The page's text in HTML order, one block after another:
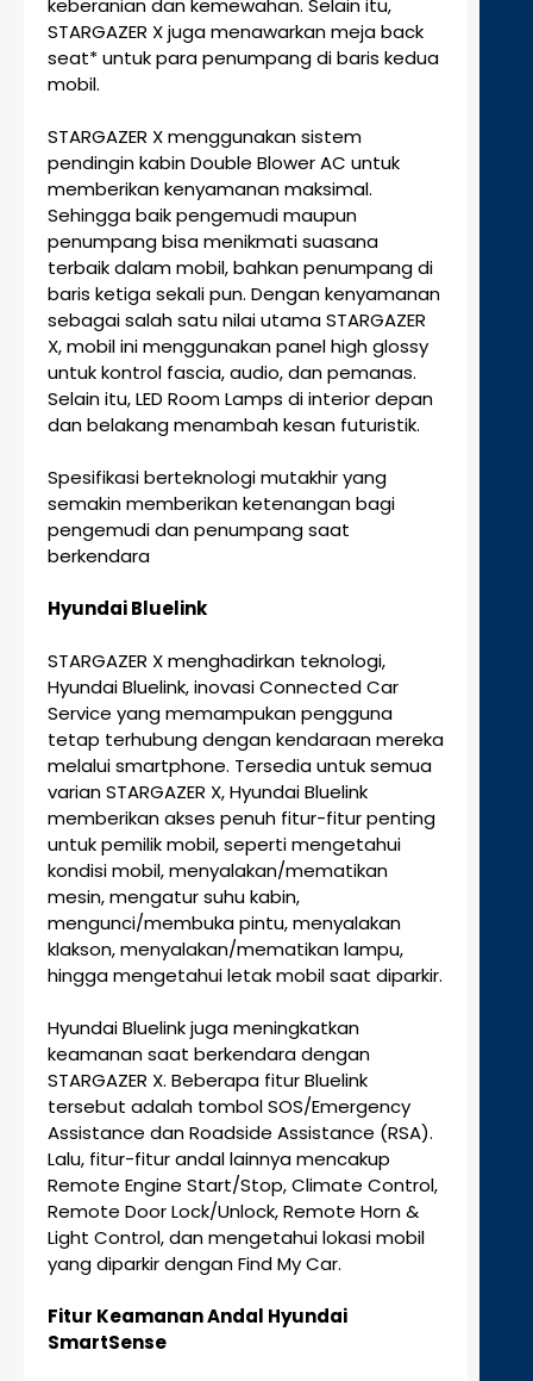
keberanian dan kemewahan. Selain itu,
STARGAZER X juga menawarkan meja back
seat* untuk para penumpang di baris kedua
mobil.
STARGAZER X menggunakan sistem
pendingin kabin Double Blower AC untuk
memberikan kenyamanan maksimal.
Sehingga baik pengemudi maupun
penumpang bisa menikmati suasana
terbaik dalam mobil, bahkan penumpang di
baris ketiga sekali pun. Dengan kenyamanan
sebagai salah satu nilai utama STARGAZER
X, mobil ini menggunakan panel high glossy
untuk kontrol fascia, audio, dan pemanas.
Selain itu, LED Room Lamps di interior depan
dan belakang menambah kesan futuristik.
Spesifikasi berteknologi mutakhir yang
semakin memberikan ketenangan bagi
pengemudi dan penumpang saat
berkendara
Hyundai Bluelink
STARGAZER X menghadirkan teknologi,
Hyundai Bluelink, inovasi Connected Car
Service yang memampukan pengguna
tetap terhubung dengan kendaraan mereka
melalui smartphone. Tersedia untuk semua
varian STARGAZER X, Hyundai Bluelink
memberikan akses penuh fitur-fitur penting
untuk pemilik mobil, seperti mengetahui
kondisi mobil, menyalakan/mematikan
mesin, mengatur suhu kabin,
mengunci/membuka pintu, menyalakan
klakson, menyalakan/mematikan lampu,
hingga mengetahui letak mobil saat diparkir.
Hyundai Bluelink juga meningkatkan
keamanan saat berkendara dengan
STARGAZER X. Beberapa fitur Bluelink
tersebut adalah tombol SOS/Emergency
Assistance dan Roadside Assistance (RSA).
Lalu, fitur-fitur andal lainnya mencakup
Remote Engine Start/Stop, Climate Control,
Remote Door Lock/Unlock, Remote Horn &
Light Control, dan mengetahui lokasi mobil
yang diparkir dengan Find My Car.
Fitur Keamanan Andal Hyundai
SmartSense